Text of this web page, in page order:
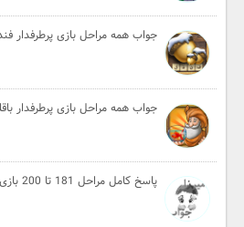
جواب همه مراحل بازی پرطرفدار
جواب همه مراحل بازی پرطرفدار
پاسخ کامل مراحل 181 تا 200 بازی جدولانه 1